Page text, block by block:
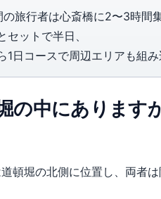
の旅行者は心斎橋に2〜3時間
ットで半日、
1日コースで周辺エリアも組
の中にあります
頓堀の北側に位置し、両者